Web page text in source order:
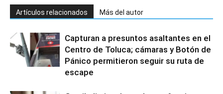
Artículos relacionados Más del autor
Capturan a presuntos asaltantes en el
Centro de Toluca; cámaras y Botón de
Pánico permitieron seguir su ruta de
escape